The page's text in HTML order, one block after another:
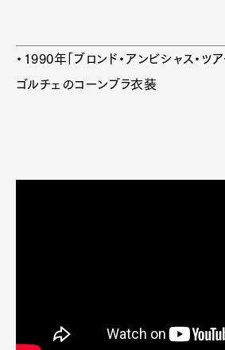
・1990年「ブロンド・アンビシャス・ツ
ゴルチェのコーンブラ衣装